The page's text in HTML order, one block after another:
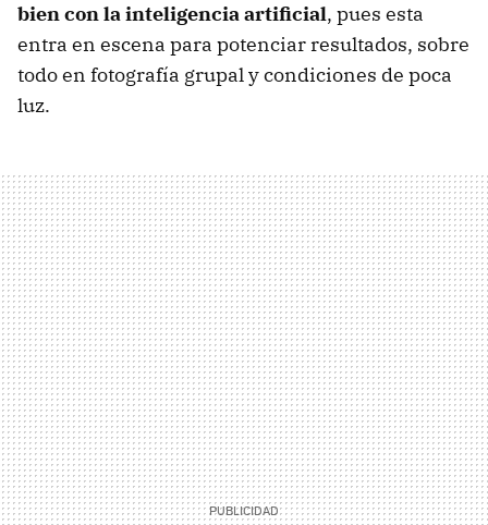
bien con la inteligencia artificial, pues esta
entra en escena para potenciar resultados, sobre
todo en fotografía grupal y condiciones de poca
luz.